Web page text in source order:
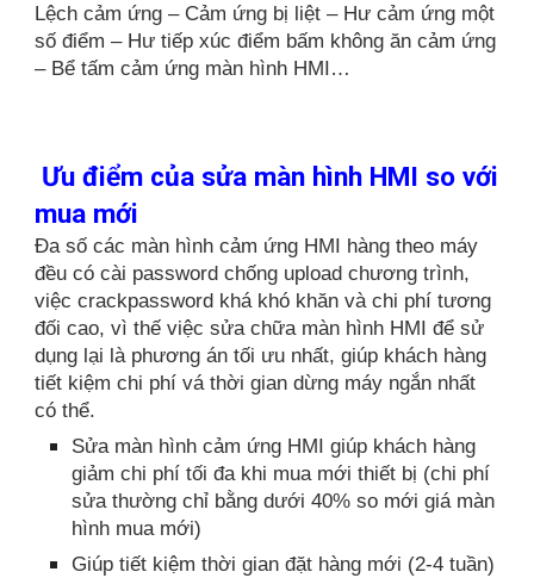
Lệch cảm ứng – Cảm ứng bị liệt – Hư cảm ứng một
số điểm – Hư tiếp xúc điểm bấm không ăn cảm ứng
– Bể tấm cảm ứng màn hình HMI…
Ưu điểm của sửa màn hình HMI so với
mua mới
Đa số các màn hình cảm ứng HMI hàng theo máy
đều có cài password chống upload chương trình,
việc crackpassword khá khó khăn và chi phí tương
đối cao, vì thế việc sửa chữa màn hình HMI để sử
dụng lại là phương án tối ưu nhất, giúp khách hàng
tiết kiệm chi phí vá thời gian dừng máy ngắn nhất
có thể.
Sửa màn hình cảm ứng HMI giúp khách hàng
giảm chi phí tối đa khi mua mới thiết bị (chi phí
sửa thường chỉ bằng dưới 40% so mới giá màn
hình mua mới)
Giúp tiết kiệm thời gian đặt hàng mới (2-4 tuần)